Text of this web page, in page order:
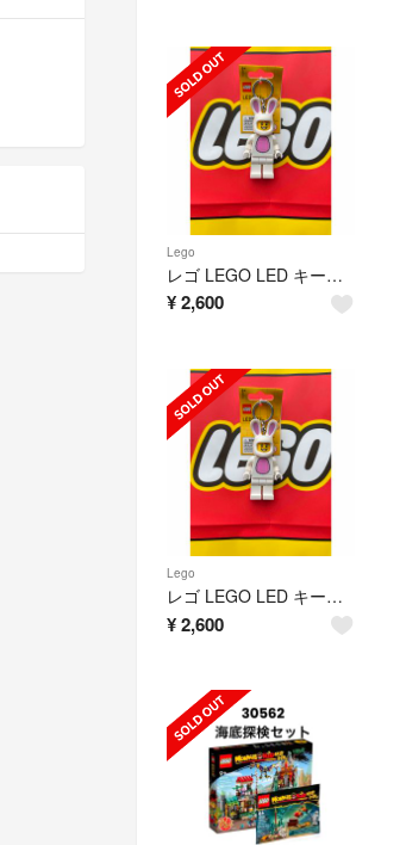
Lego
レゴ LEGO LED キーライト 白 ウサギ うさぎ ミニフィグ キーホルダー
¥2,600
Lego
レゴ LEGO LED キーライト 白 ウサギ うさぎ キーホルダー ミニフィグ
¥2,600